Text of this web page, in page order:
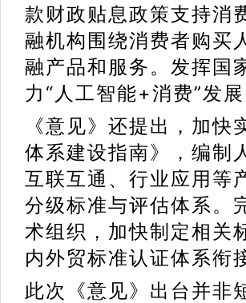
款财政贴息政策支持消
融机构围绕消费者购买
融产品和服务。发挥国
力“人工智能+消费”发展
《意见》还提出，加
体系建设指南》，编制
互联互通、行业应用等
分级标准与评估体系。
术组织，加快制定相关
内外贸标准认证体系衔
此次《意见》出台并非